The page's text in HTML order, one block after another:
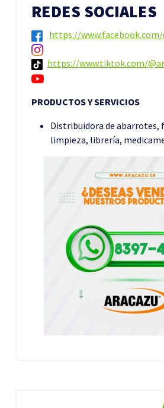
REDES SOCIALES
https://
https://www.tiktok.com/
PRODUCTOS Y SERVICIOS
Distribuidora de abarrotes,
limpieza, librería,